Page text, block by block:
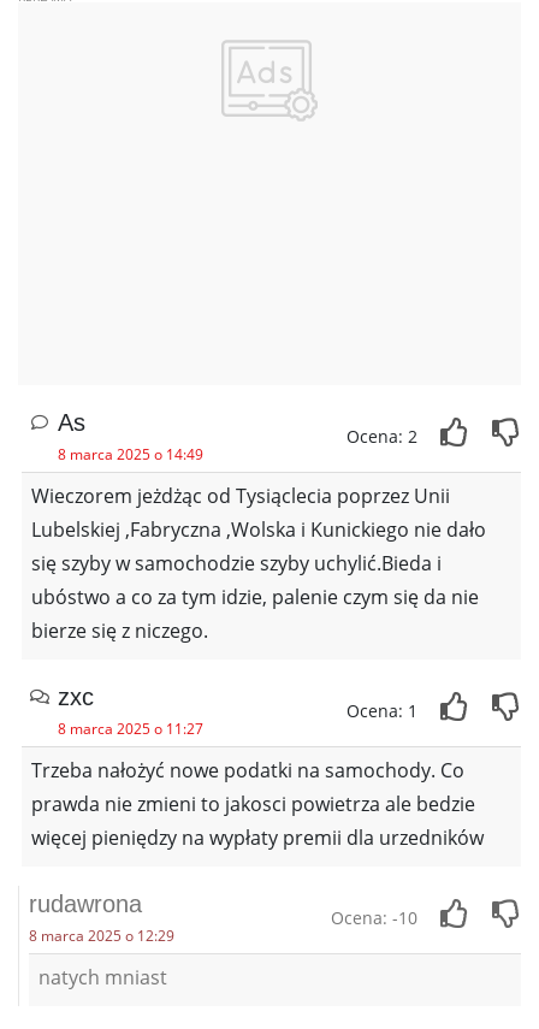
As
8 marca 2025 o 14:49
Ocena: 2
Wieczorem jeżdżąc od Tysiąclecia poprzez Unii
Lubelskiej ,Fabryczna ,Wolska i Kunickiego nie dało
się szyby w samochodzie szyby uchylić.Bieda i
ubóstwo a co za tym idzie, palenie czym się da nie
bierze się z niczego.
zxc
8 marca 2025 o 11:27
Ocena: 1
Trzeba nałożyć nowe podatki na samochody. Co
prawda nie zmieni to jakosci powietrza ale bedzie
więcej pieniędzy na wypłaty premii dla urzedników
rudawrona
8 marca 2025 o 12:29
Ocena: -10
natych mniast